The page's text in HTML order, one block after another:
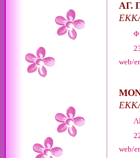
ΑΓ.
web/
web/